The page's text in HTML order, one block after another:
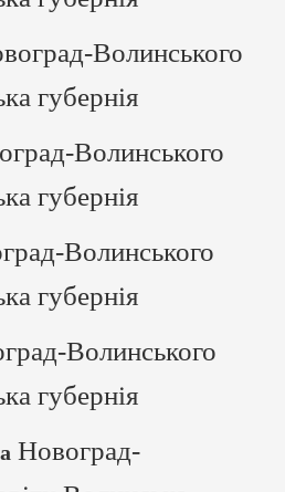
Волинського
губернія
Волинського
губернія
Волинського
губернія
Волинського
губернія
Новоград-